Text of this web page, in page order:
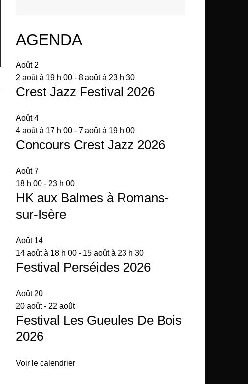
AGENDA
Août 2
2 août à 19 h 00- 8 août à 23 h 30
Crest Jazz Festival 2026
Août4
4 août à 17 h 00- 7 août à 19 h 00
Concours Crest Jazz 2026
Août7
18 h 00- 23 h 00
HK aux Balmes à Romans-
sur-Isère
Août 14
14 août à 18 h 00- 15 août à 23 h 30
Festival Perséides 2026
Août 20
20 août- 22 août
Festival Les Gueules De Bois
2026
Voir le calendrier